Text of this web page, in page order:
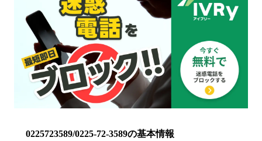
0225723589/0225-72-3589の基本情報